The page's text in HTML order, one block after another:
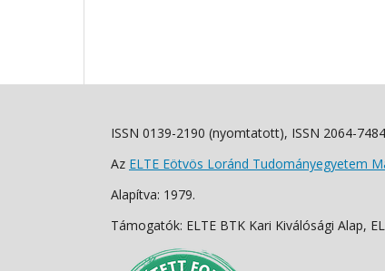
ISSN 0139-2190 (nyomtatott), ISSN 2064-
Az ELTE Eötvös Loránd Tudományegyetem
Alapítva: 1979.
Támogatók: ELTE BTK Kari Kiválósági Alap,